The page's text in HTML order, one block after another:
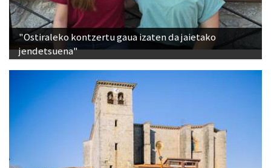
"Ostiraleko kontzertu gaua izaten da jaietako
jendetsuena"